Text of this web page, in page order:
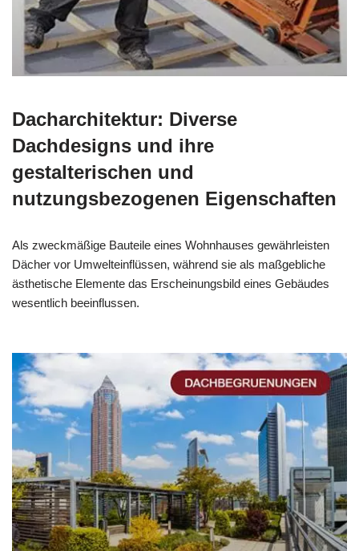
Dacharchitektur: Diverse
Dachdesigns und ihre
gestalterischen und
nutzungsbezogenen Eigenschaften
Als zweckmäßige Bauteile eines Wohnhauses gewährleisten
Dächer vor Umwelteinflüssen, während sie als maßgebliche
ästhetische Elemente das Erscheinungsbild eines Gebäudes
wesentlich beeinflussen.